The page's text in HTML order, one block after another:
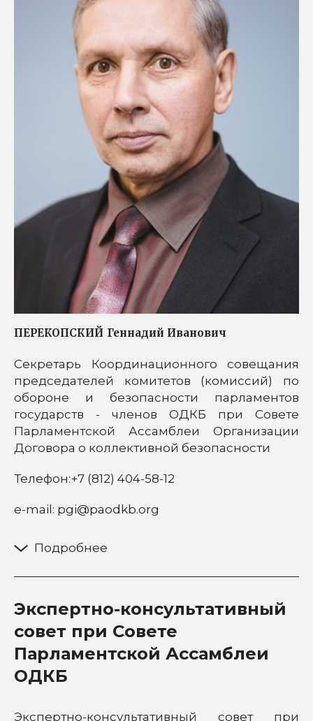
ПЕРЕКОПСКИЙ Геннадий Иванович
Секретарь Координационного совещания
председателей комитетов (комиссий) по
обороне и безопасности парламентов
государств - членов ОДКБ при Совете
Парламентской Ассамблеи Организации
Договора о коллективной безопасности
Телефон:+7 (812) 404-58-12
e-mail: pgi@paodkb.org
Экспертно-консультативный
совет при Совете
Парламентской Ассамблеи
ОДКБ
Экспертно-консультативный совет при